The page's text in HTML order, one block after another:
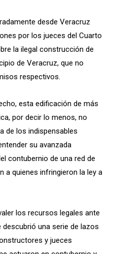
desde Veracruz
por los jueces del Cuarto
la ilegal construcción de
de Veracruz, que no
respectivos.
esta edificación de más
por decir lo menos, no
de los indispensables
su avanzada
contubernio de una red de
a quienes infringieron la ley a
los recursos legales ante
una serie de lazos
y jueces